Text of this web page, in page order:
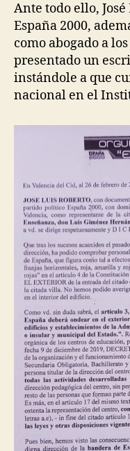
Ante todo ello,
España 2000,
como abogado a
presentado un
instándole a que
nacional en el